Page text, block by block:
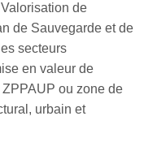
de
de Sauvegarde et de
secteurs
en valeur de
ZPPAUP ou zone de
urbain et